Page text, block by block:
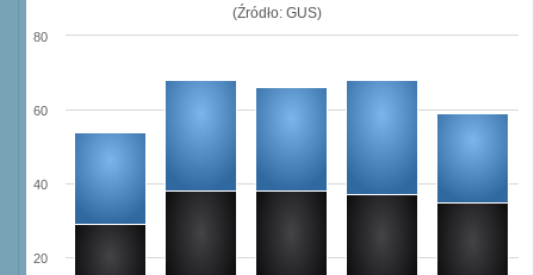
(Źródło: GUS)
20
40
60
80